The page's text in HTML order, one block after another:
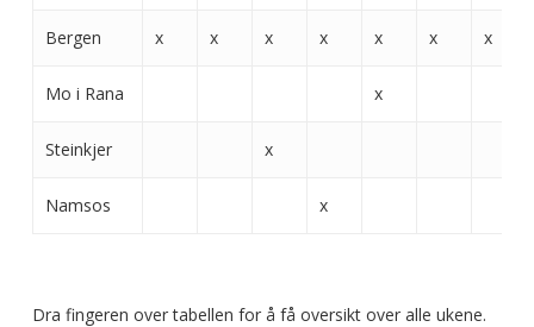
Bergen x x x x x x x
Mo i Rana x
Steinkjer x
Namsos x
Dra fingeren over tabellen for å få oversikt over alle ukene.